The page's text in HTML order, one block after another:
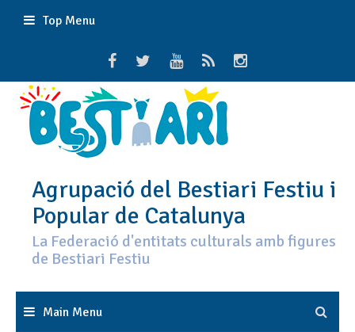
Top Menu
Agrupació del Bestiari Festiu i
Popular de Catalunya
La Federació d'entitats culturals amb figures
de Bestiari Festiu
Main Menu